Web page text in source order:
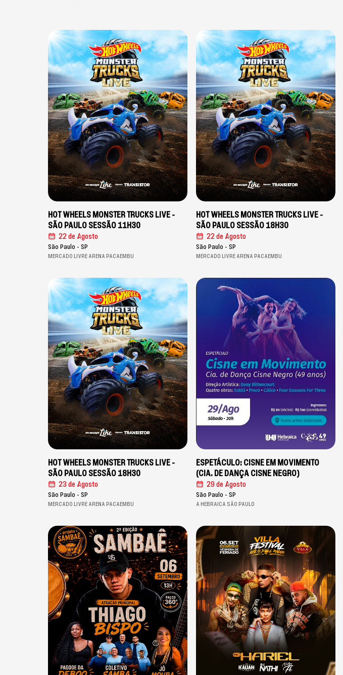
HOT WHEELS MONSTER TRUCKS LIVE -
SÃO PAULO SESSÃO 11H30
22 de Agosto
São Paulo - SP
MERCADO LIVRE ARENA PACAEMBU
HOT WHEELS MONSTER TRUCKS LIVE -
SÃO PAULO SESSÃO 18H30
22 de Agosto
São Paulo - SP
MERCADO LIVRE ARENA PACAEMBU
HOT WHEELS MONSTER TRUCKS LIVE -
SÃO PAULO SESSÃO 18H30
23 de Agosto
São Paulo - SP
MERCADO LIVRE ARENA PACAEMBU
ESPETÁCULO: CISNE EM MOVIMENTO
(CIA. DE DANÇA CISNE NEGRO)
29 de Agosto
São Paulo - SP
A HEBRAICA SÃO PAULO